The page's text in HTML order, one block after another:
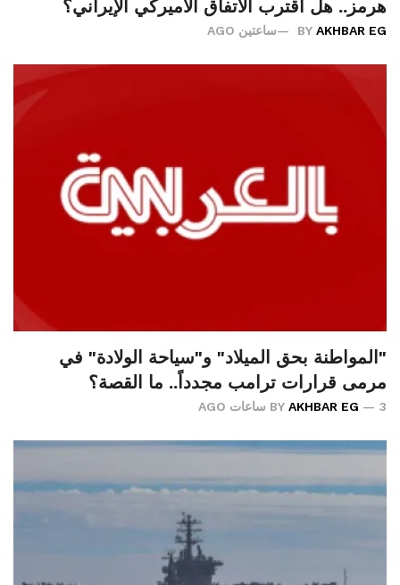
هرمز.. هل اقترب الاتفاق الأميركي الإيراني؟
BY AKHBAR EG ساعتين AGO
"المواطنة بحق الميلاد" و"سياحة الولادة" في
مرمى قرارات ترامب مجدداً.. ما القصة؟
BY AKHBAR EG 3 ساعات AGO